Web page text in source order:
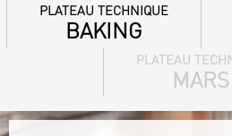
PLATEAU TECHNIQUE
BAKING
PLATEAU
MARS